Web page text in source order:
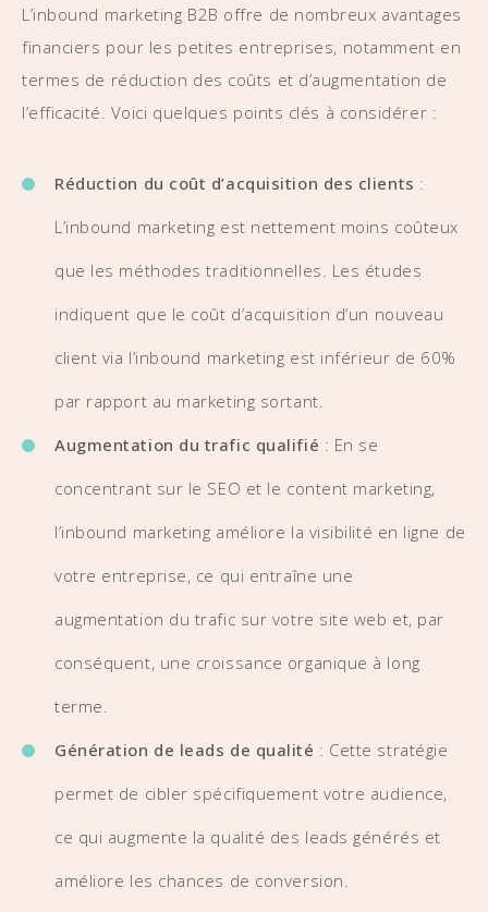
L’inbound marketing B2B offre de nombreux avantages
financiers pour les petites entreprises, notamment en
termes de réduction des coûts et d’augmentation de
l’efficacité. Voici quelques points clés à considérer :
Réduction du coût d’acquisition des clients :
L’inbound marketing est nettement moins coûteux
que les méthodes traditionnelles. Les études
indiquent que le coût d’acquisition d’un nouveau
client via l’inbound marketing est inférieur de 60%
par rapport au marketing sortant.
Augmentation du trafic qualifié : En se
concentrant sur le SEO et le content marketing,
l’inbound marketing améliore la visibilité en ligne de
votre entreprise, ce qui entraîne une
augmentation du trafic sur votre site web et, par
conséquent, une croissance organique à long
terme.
Génération de leads de qualité : Cette stratégie
permet de cibler spécifiquement votre audience,
ce qui augmente la qualité des leads générés et
améliore les chances de conversion.